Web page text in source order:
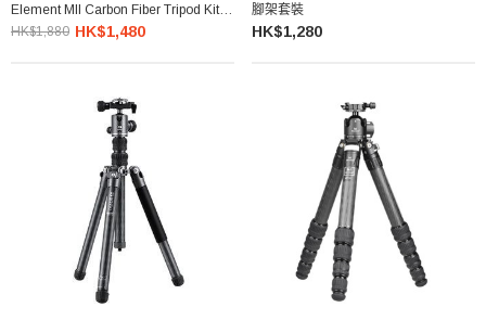
Element MII Carbon Fiber Tripod Kit
碳纖維三腳架
HK$1,880 HK$1,480
腳架套裝
HK$1,280